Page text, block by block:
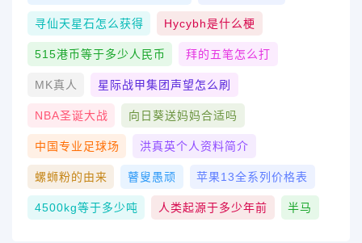
寻仙天星石怎么获得 Hycybh是什么梗
515港币等于多少人民币 拜的五笔怎么打
MK真人 星际战甲集团声望怎么刷
NBA圣诞大战 向日葵送妈妈合适吗
中国专业足球场 洪真英个人资料简介
螺蛳粉的由来 瞽叟愚顽 苹果13全系列价格表
4500kg等于多少吨 人类起源于多少年前 半马